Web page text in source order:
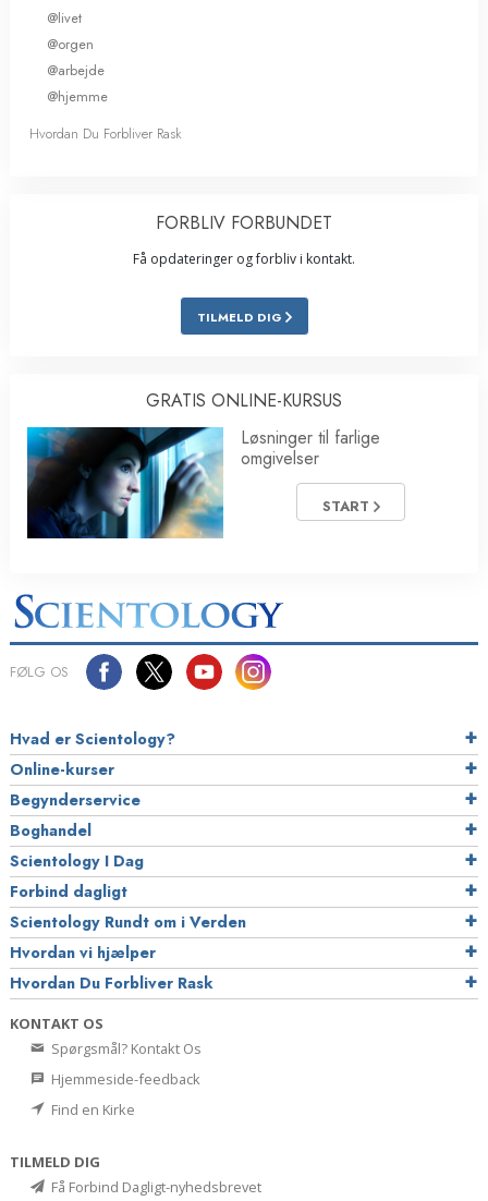
@livet
@orgen
@arbejde
@hjemme
Hvordan Du Forbliver Rask
FORBLIV FORBUNDET
Få opdateringer og forbliv i kontakt.
TILMELD DIG
GRATIS ONLINE-KURSUS
Løsninger til farlige
omgivelser
START
FØLG OS
Hvad er Scientology?
Online-kurser
Begynderservice
Boghandel
Scientology I Dag
Forbind dagligt
Scientology Rundt om i Verden
Hvordan vi hjælper
Hvordan Du Forbliver Rask
KONTAKT OS
Spørgsmål? Kontakt Os
Hjemmeside-feedback
Find en Kirke
TILMELD DIG
Få Forbind Dagligt-nyhedsbrevet